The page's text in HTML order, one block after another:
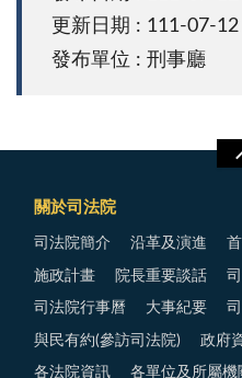
更新日期 : 111-07-12
發布單位 : 刑事廳
關於司法院
司法院簡介 沿革及演進
施政計畫 院長重要談話
司法院行事曆 大事紀要
與民有約(參訪司法院) 政府
各法院資訊 各單位及所屬機